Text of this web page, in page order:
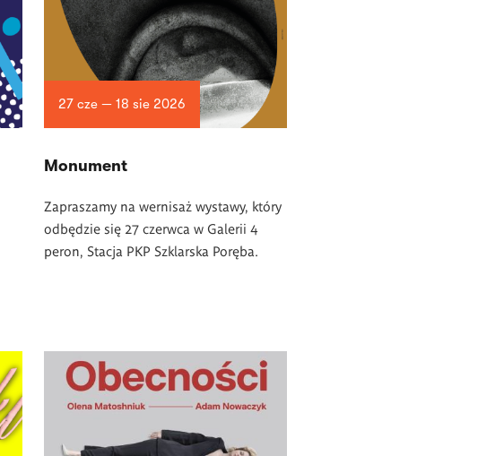
27 cze — 18 sie 2026
Monument
Zapraszamy na wernisaż wystawy, który
odbędzie się 27 czerwca w Galerii 4
peron, Stacja PKP Szklarska Poręba.